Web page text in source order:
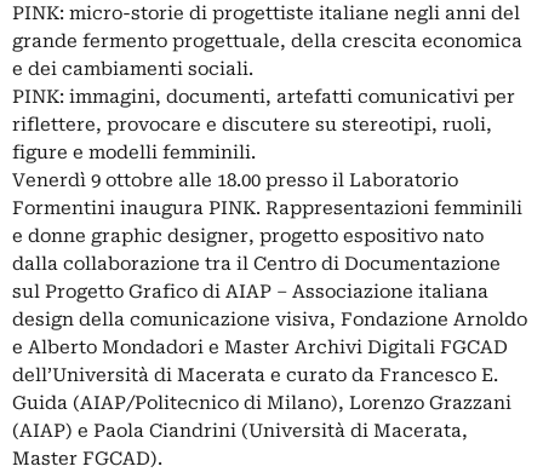
PINK: micro-storie di progettiste italiane negli anni del
grande fermento progettuale, della crescita economica
e dei cambiamenti sociali.
PINK: immagini, documenti, artefatti comunicativi per
riflettere, provocare e discutere su stereotipi, ruoli,
figure e modelli femminili.
Venerdì 9 ottobre alle 18.00 presso il Laboratorio
Formentini inaugura PINK. Rappresentazioni femminili
e donne graphic designer, progetto espositivo nato
dalla collaborazione tra il Centro di Documentazione
sul Progetto Grafico di AIAP – Associazione italiana
design della comunicazione visiva, Fondazione Arnoldo
e Alberto Mondadori e Master Archivi Digitali FGCAD
dell’Università di Macerata e curato da Francesco E.
Guida (AIAP/Politecnico di Milano), Lorenzo Grazzani
(AIAP) e Paola Ciandrini (Università di Macerata,
Master FGCAD).